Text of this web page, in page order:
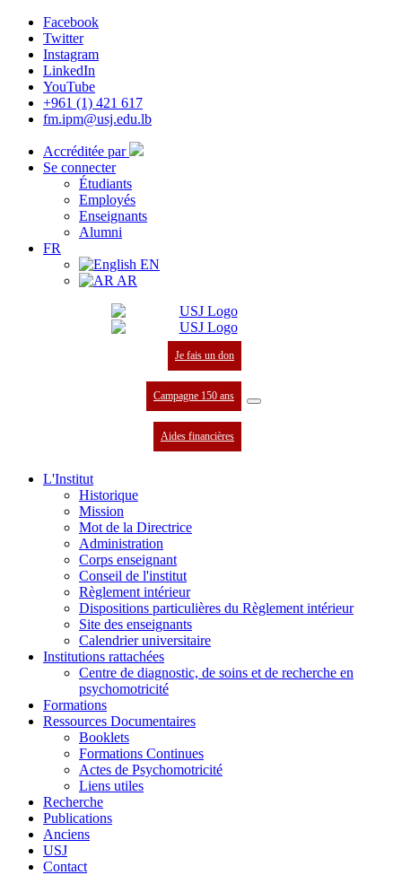
Facebook
Twitter
Instagram
LinkedIn
YouTube
+961 (1) 421 617
fm.ipm@usj.edu.lb
Accréditée par
Se connecter
Étudiants
Employés
Enseignants
Alumni
FR
EN
AR
Je fais un don
Campagne 150 ans
Aides financières
L'Institut
Historique
Mission
Mot de la Directrice
Administration
Corps enseignant
Conseil de l'institut
Règlement intérieur
Dispositions particulières du Règlement intérieur
Site des enseignants
Calendrier universitaire
Institutions rattachées
Centre de diagnostic, de soins et de recherche en
psychomotricité
Formations
Ressources Documentaires
Booklets
Formations Continues
Actes de Psychomotricité
Liens utiles
Recherche
Publications
Anciens
USJ
Contact